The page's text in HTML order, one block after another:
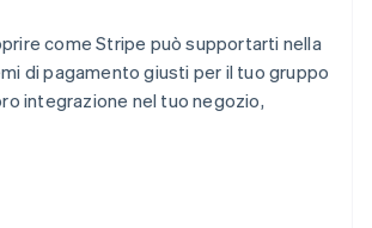
come Stripe può supportarti nella
di pagamento giusti per il tuo gruppo
integrazione nel tuo negozio,